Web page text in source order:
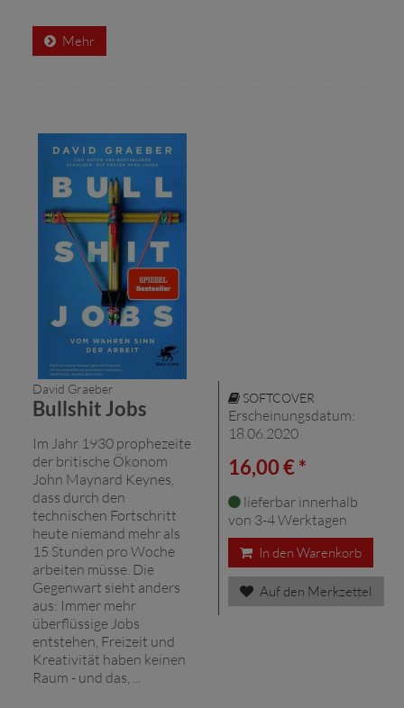
Mehr
David Graeber
Bullshit Jobs
Im Jahr 1930 prophezeite
der britische Ökonom
John Maynard Keynes,
dass durch den
technischen Fortschritt
heute niemand mehr als
15 Stunden pro Woche
arbeiten müsse. Die
Gegenwart sieht anders
aus: Immer mehr
überflüssige Jobs
entstehen, Freizeit und
Kreativität haben keinen
Raum - und das, ...
SOFTCOVER
Erscheinungsdatum:
18.06.2020
16,00 € *
lieferbar innerhalb
von 3-4 Werktagen
In den Warenkorb
Auf den Merkzettel